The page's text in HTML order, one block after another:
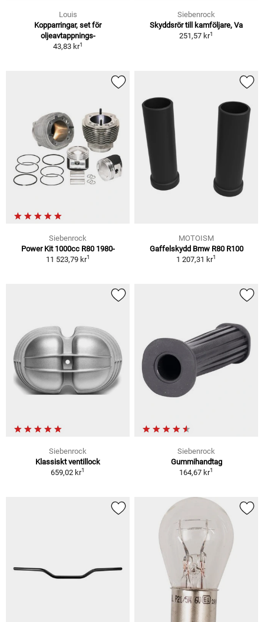
Louis
Kopparringar, set för
oljeavtappnings-
43,83 kr1
Siebenrock
Skyddsrör till kamföljare, Va
251,57 kr1
Siebenrock
Power Kit 1000cc R80 1980-
11 523,79 kr1
MOTOISM
Gaffelskydd Bmw R80 R100
1 207,31 kr1
Siebenrock
Klassiskt ventillock
659,02 kr1
Siebenrock
Gummihandtag
164,67 kr1